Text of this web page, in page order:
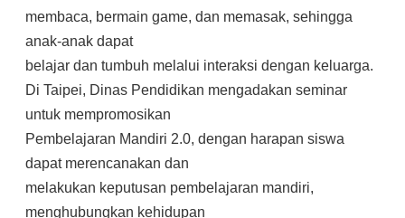
membaca, bermain game, dan memasak, sehingga
anak-anak dapat
belajar dan tumbuh melalui interaksi dengan keluarga.
Di Taipei, Dinas Pendidikan mengadakan seminar
untuk mempromosikan
Pembelajaran Mandiri 2.0, dengan harapan siswa
dapat merencanakan dan
melakukan keputusan pembelajaran mandiri,
menghubungkan kehidupan